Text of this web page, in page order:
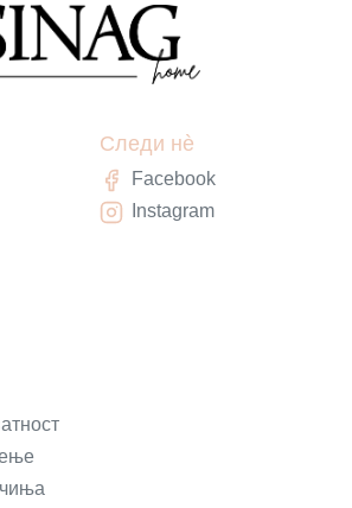
Следи нè
Facebook
Instagram